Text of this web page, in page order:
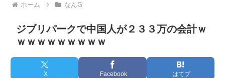
ホーム なんG
ジブリパークで中国人が２３３万の会計ｗ
ｗｗｗｗｗｗｗｗｗ
X Facebook はてブ